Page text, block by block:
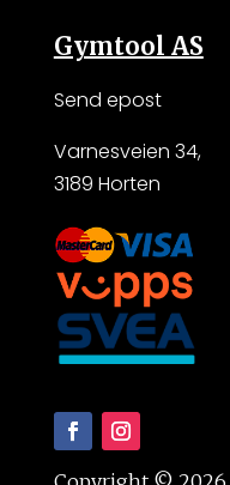
Gymtool AS
Send epost
Varnesveien 34,
3189 Horten